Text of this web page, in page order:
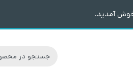
آمدید.